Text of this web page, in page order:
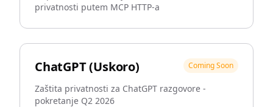
privatnosti putem MCP HTTP-a
ChatGPT (Uskoro) Coming Soon
Zaštita privatnosti za ChatGPT razgovore -
pokretanje Q2 2026